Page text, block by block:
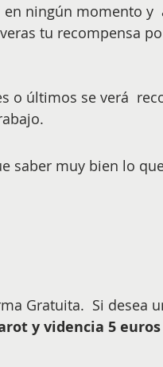
ningún momento y
tu recompensa
saber muy bien lo
Gratuita. ​ Si desea
y videncia 5